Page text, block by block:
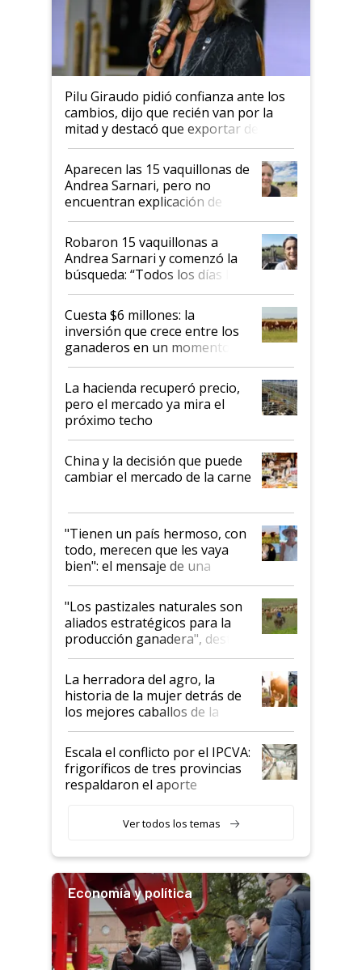
Pilu Giraudo pidió confianza ante los
cambios, dijo que recién van por la
mitad y destacó que exportar dejó de
ser "para unos pocos": "Tenemos un
mandato muy claro del gobierno
nacional"
Aparecen las 15 vaquillonas de
Andrea Sarnari, pero no
encuentran explicación de
cómo llegaron allí
Robaron 15 vaquillonas a
Andrea Sarnari y comenzó la
búsqueda: “Todos los días le
toca a algún productor”
Cuesta $6 millones: la
inversión que crece entre los
ganaderos en un momento
histórico para la actividad
La hacienda recuperó precio,
pero el mercado ya mira el
próximo techo
China y la decisión que puede
cambiar el mercado de la carne
"Tienen un país hermoso, con
todo, merecen que les vaya
bien": el mensaje de una
ganadera uruguaya sobre las
oportunidades que se abren
para el agro en Argentina, con
foco en la carne
"Los pastizales naturales son
aliados estratégicos para la
producción ganadera", destaca
la iniciativa que ya reúne a 46
establecimientos en Argentina
La herradora del agro, la
historia de la mujer detrás de
los mejores caballos de la
Argentina y los mitos que
todavía hacen sufrir a estos
animales: "Mientras me
descalificaban, yo seguí
haciendo currículum"
Escala el conflicto por el IPCVA:
frigoríficos de tres provincias
respaldaron el aporte
Ver todos los temas
Economía y política